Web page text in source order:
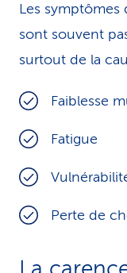
Les symptômes
sont souvent
surtout de la
Faiblesse
Fatigue
Perte de